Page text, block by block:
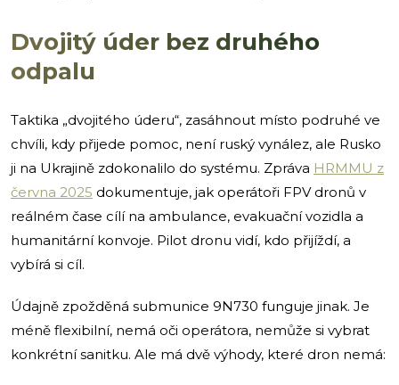
Dvojitý úder bez druhého
odpalu
Taktika „dvojitého úderu“, zasáhnout místo podruhé ve
chvíli, kdy přijede pomoc, není ruský vynález, ale Rusko
ji na Ukrajině zdokonalilo do systému. Zpráva HRMMU z
června 2025 dokumentuje, jak operátoři FPV dronů v
reálném čase cílí na ambulance, evakuační vozidla a
humanitární konvoje. Pilot dronu vidí, kdo přijíždí, a
vybírá si cíl.
Údajně zpožděná submunice 9N730 funguje jinak. Je
méně flexibilní, nemá oči operátora, nemůže si vybrat
konkrétní sanitku. Ale má dvě výhody, které dron nemá: